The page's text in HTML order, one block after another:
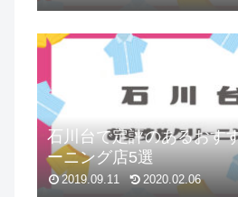
石川台で定評のあるおす
ーニング店5選
2019.09.11 2020.02.06